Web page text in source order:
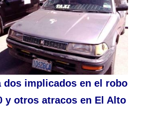
dos implicados en el robo
y otros atracos en El Alto